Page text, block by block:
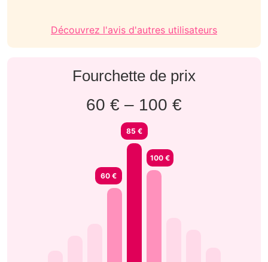
Découvrez l'avis d'autres utilisateurs
Fourchette de prix
60 € – 100 €
60 €
85 €
100 €